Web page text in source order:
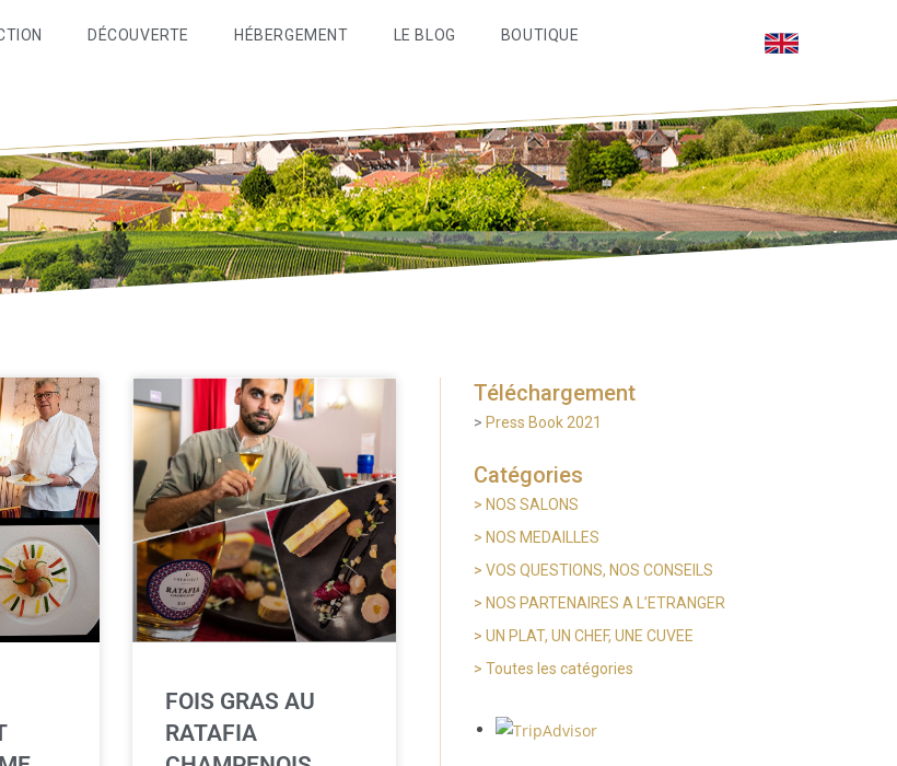
DÉCOUVERTE HÉBERGEMENT LE BLOG BOUTIQUE
FOIS GRAS AU
RATAFIA
Téléchargement
> Press Book 2021
Catégories
> NOS SALONS
> NOS MEDAILLES
> VOS QUESTIONS, NOS CONSEILS
> NOS PARTENAIRES A L’ETRANGER
> UN PLAT, UN CHEF, UNE CUVEE
> Toutes les catégories